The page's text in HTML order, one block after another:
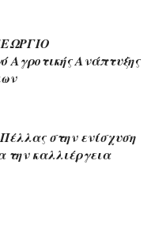
Αγροτικής Ανάπτυξης
στην ενίσχυση
την καλλιέργεια